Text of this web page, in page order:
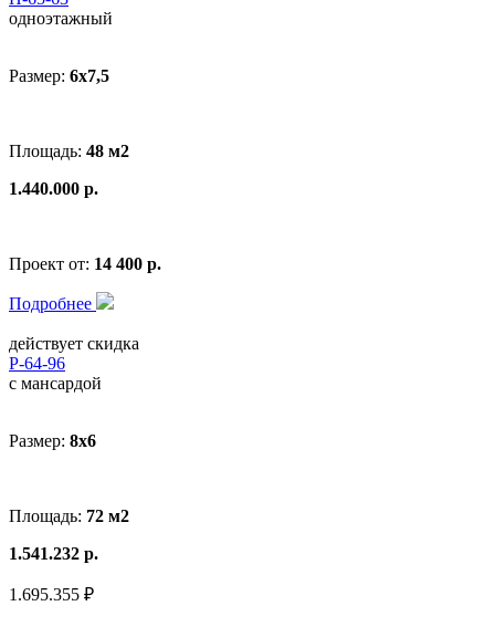
одноэтажный
Размер: 6x7,5
Площадь: 48 м2
1.440.000 р.
Проект от: 14 400 р.
Подробнее
действует скидка
Р-64-96
с мансардой
Размер: 8x6
Площадь: 72 м2
1.541.232 р.
1.695.355 ₽